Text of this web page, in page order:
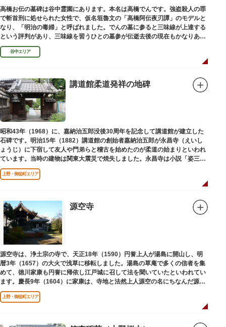
高橋お伝の墓碑は谷中霊園にあります。本名は高橋でんです。強盗殺人の罪
で斬首刑に処せられた女性で、仮名垣魯文の「高橋阿伝夜刃譚」のモデルと
なり、「明治の毒婦」と呼ばれました。でんの墓に参ると三味線が上達する
という評判があり、三味線を習うひとの墓参が伝逝去後の現在もかなりある
といわれています。
谷中エリア
講道館柔道発祥の地碑
昭和43年（1968）に、嘉納治五郎没後30周年を記念して講道館が建立した
石碑です。明治15年（1882）講道館の創始者嘉納治五郎が永昌寺（えいし
ょうじ）に下宿して友人や門弟らと稽古を始めたのが柔道の始まりといわれ
ています。当時の建物は関東大震災で焼失しました。永昌寺は小説「姿三四
郎」に登場する隆昌寺のモデルでもあります。
上野・御徒町エリア
源空寺
源空寺は、浄土宗の寺で、天正18年（1590）円誉上人が湯島に開山し、明
暦3年（1657）の大火で浅草に移転しました。湯島の草庵で多くの信者を集
めて、徳川家康も円誉に帰依し江戸城に召して法を聞いていたといわれてい
ます。慶長9年（1604）に家康は、寺地と法然上人源空の名にちなんだ源空
寺の号を円誉に与えました。
上野・御徒町エリア